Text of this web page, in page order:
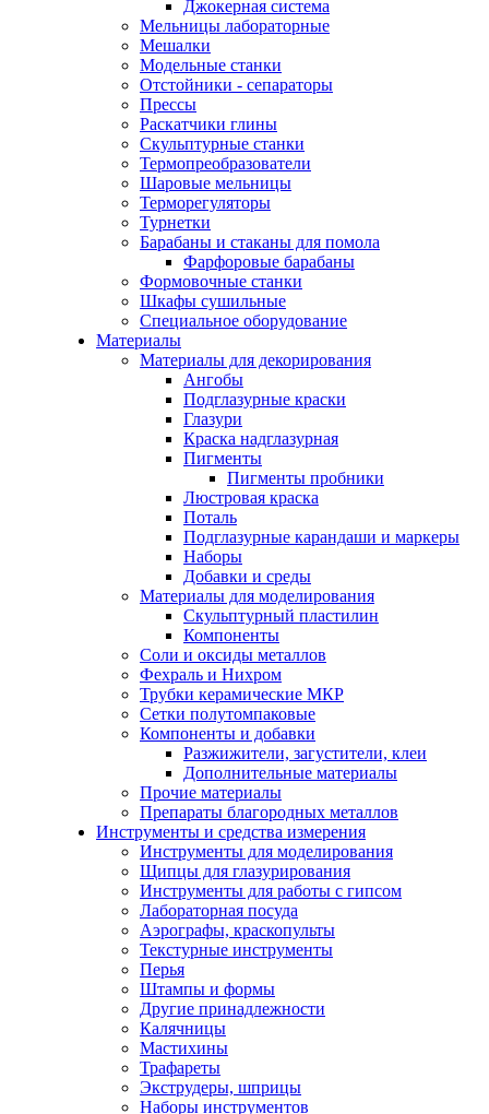
Джокерная система
Мельницы лабораторные
Мешалки
Модельные станки
Отстойники - сепараторы
Прессы
Раскатчики глины
Скульптурные станки
Термопреобразователи
Шаровые мельницы
Терморегуляторы
Турнетки
Барабаны и стаканы для помола
Фарфоровые барабаны
Формовочные станки
Шкафы сушильные
Специальное оборудование
Материалы
Материалы для декорирования
Ангобы
Подглазурные краски
Глазури
Краска надглазурная
Пигменты
Пигменты пробники
Люстровая краска
Поталь
Подглазурные карандаши и маркеры
Наборы
Добавки и среды
Материалы для моделирования
Скульптурный пластилин
Компоненты
Соли и оксиды металлов
Фехраль и Нихром
Трубки керамические МКР
Сетки полутомпаковые
Компоненты и добавки
Разжижители, загустители, клеи
Дополнительные материалы
Прочие материалы
Препараты благородных металлов
Инструменты и средства измерения
Инструменты для моделирования
Щипцы для глазурирования
Инструменты для работы с гипсом
Лабораторная посуда
Аэрографы, краскопульты
Текстурные инструменты
Перья
Штампы и формы
Другие принадлежности
Калячницы
Мастихины
Трафареты
Экструдеры, шприцы
Наборы инструментов